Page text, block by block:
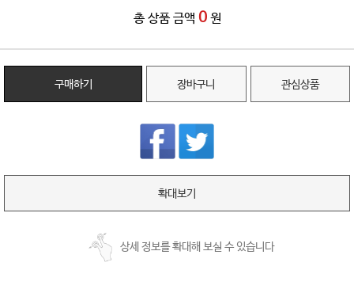
총 상품 금액 0 원
구매하기 장바구니 관심상품
확대보기
상세 정보를 확대해 보실 수 있습니다